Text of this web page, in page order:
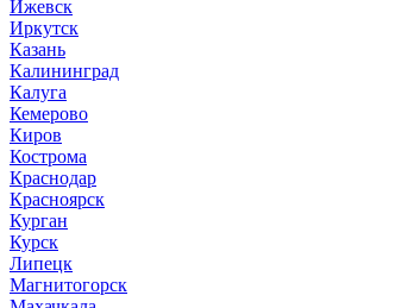
Ижевск
Иркутск
Казань
Калининград
Калуга
Кемерово
Киров
Кострома
Краснодар
Красноярск
Курган
Курск
Липецк
Магнитогорск